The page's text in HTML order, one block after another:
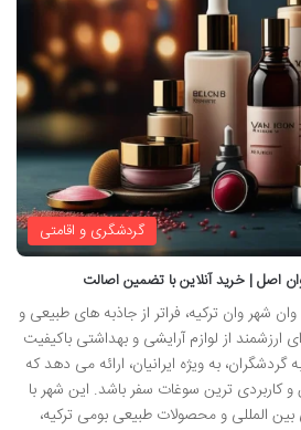
گردشگری و اقامتی
اصل | خرید آنلاین با تضمین اصالت
شهر وان ترکیه، فراتر از جاذبه های طبیعی و
ارزشمند از لوازم آرایشی و بهداشتی باکیفیت
به ویژه ایرانیان، ارائه می دهد که
کاربردی ترین سوغات سفر باشد. این شهر با
المللی و محصولات طبیعی بومی ترکیه،